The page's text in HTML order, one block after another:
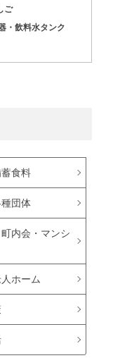
ご
・飲料水タンク
食料
団体
内会・マンシ
ホーム